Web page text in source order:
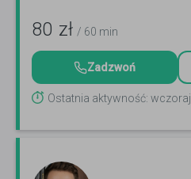
80 zł / 60 min
Zadzwoń
Ostatnia aktywność: wczoraj